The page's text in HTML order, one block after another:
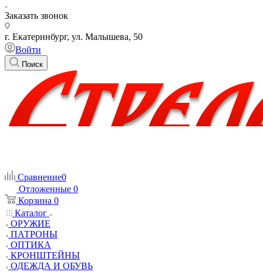
Заказать звонок
г. Екатеринбург, ул. Малышева, 50
Войти
Поиск
Сравнение0
Отложенные 0
Корзина 0
Каталог
ОРУЖИЕ
ПАТРОНЫ
ОПТИКА
КРОНШТЕЙНЫ
ОДЕЖДА И ОБУВЬ